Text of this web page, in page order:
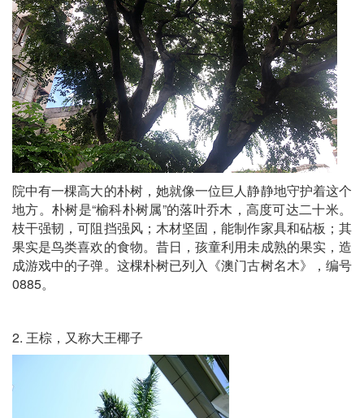
院中有一棵高大的朴树，她就像一位巨人静静地守护着这个
地方。朴树是“榆科朴树属”的落叶乔木，高度可达二十米。
枝干强韧，可阻挡强风；木材坚固，能制作家具和砧板；其
果实是鸟类喜欢的食物。昔日，孩童利用未成熟的果实，造
成游戏中的子弹。这棵朴树已列入《澳门古树名木》，编号
0885。
2. 王棕，又称大王椰子